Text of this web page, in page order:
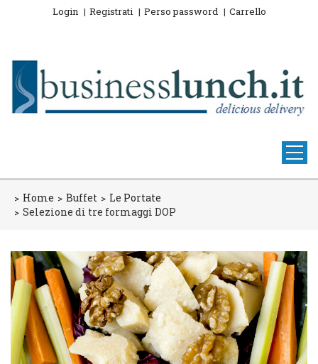
Login Registrati Perso password Carrello
Home Buffet
Le Portate
Selezione di tre formaggi DOP